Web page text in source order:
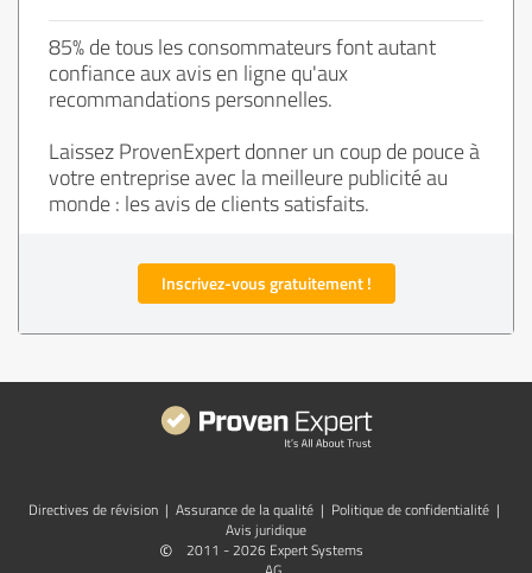
85% de tous les consommateurs font autant
confiance aux avis en ligne qu'aux
recommandations personnelles.
Laissez ProvenExpert donner un coup de pouce à
votre entreprise avec la meilleure publicité au
monde : les avis de clients satisfaits.
Inscrivez-vous gratuitement !
Directives de révision | Assurance de la qualité | Politique de confidentialité |
Avis juridique
©
2011 - 2026 Expert Systems